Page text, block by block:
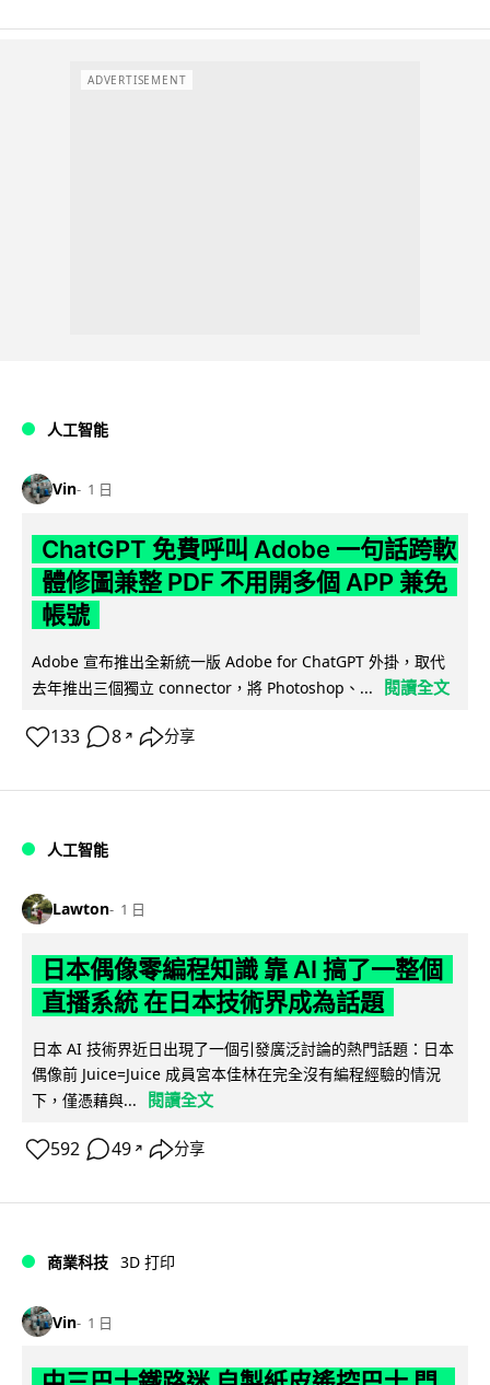
ADVERTISEMENT
人工智能
Vin 1 日
ChatGPT 免費呼叫 Adobe 一句話跨軟
體修圖兼整 PDF 不用開多個 APP 兼免
帳號
Adobe 宣布推出全新統一版 Adobe for ChatGPT 外掛，取代
去年推出三個獨立 connector，將 Photoshop、...
閱讀全文
133 8 ↗ 分享
人工智能
Lawton 1 日
日本偶像零編程知識 靠 AI 搞了一整個
直播系統 在日本技術界成為話題
日本 AI 技術界近日出現了一個引發廣泛討論的熱門話題：日本
偶像前 Juice=Juice 成員宮本佳林在完全沒有編程經驗的情況
下，僅憑藉與...
閱讀全文
592 49 ↗ 分享
商業科技 3D 打印
Vin 1 日